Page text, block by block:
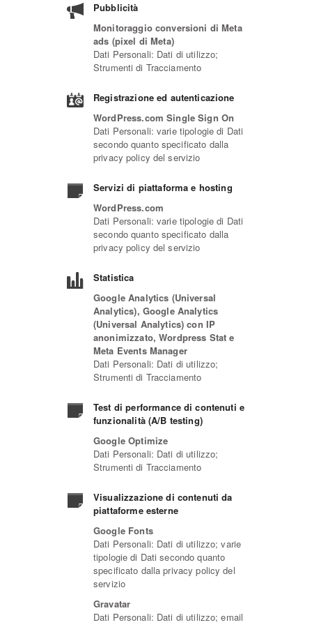
Pubblicità
Monitoraggio conversioni di Meta
ads (pixel di Meta)
Dati Personali: Dati di utilizzo;
Strumenti di Tracciamento
Registrazione ed autenticazione
WordPress.com Single Sign On
Dati Personali: varie tipologie di Dati
secondo quanto specificato dalla
privacy policy del servizio
Servizi di piattaforma e hosting
WordPress.com
Dati Personali: varie tipologie di Dati
secondo quanto specificato dalla
privacy policy del servizio
Statistica
Google Analytics (Universal
Analytics), Google Analytics
(Universal Analytics) con IP
anonimizzato, Wordpress Stat e
Meta Events Manager
Dati Personali: Dati di utilizzo;
Strumenti di Tracciamento
Test di performance di contenuti e
funzionalità (A/B testing)
Google Optimize
Dati Personali: Dati di utilizzo;
Strumenti di Tracciamento
Visualizzazione di contenuti da
piattaforme esterne
Google Fonts
Dati Personali: Dati di utilizzo; varie
tipologie di Dati secondo quanto
specificato dalla privacy policy del
servizio
Gravatar
Dati Personali: Dati di utilizzo; email